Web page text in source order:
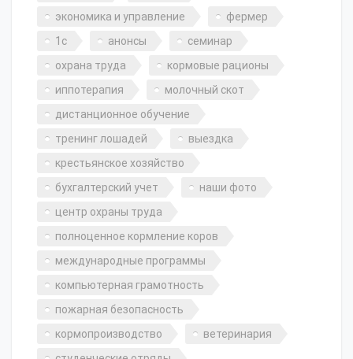
экономика и управление
фермер
1с
анонсы
семинар
охрана труда
кормовые рационы
иппотерапия
молочный скот
дистанционное обучение
тренинг лошадей
выездка
крестьянское хозяйство
бухгалтерский учет
наши фото
центр охраны труда
полноценное кормление коров
международные программы
компьютерная грамотность
пожарная безопасность
кормопроизводство
ветеринария